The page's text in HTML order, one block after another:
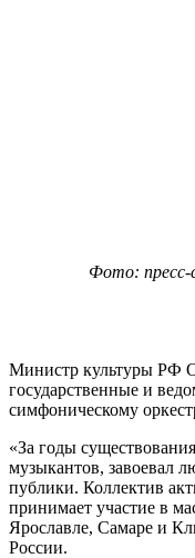
Фото:
Министр культуры РФ
государственные и
симфоническому
«За годы
музыкантов, завоевал
публики. Коллектив
принимает участие в
Ярославле, Самаре и
России.